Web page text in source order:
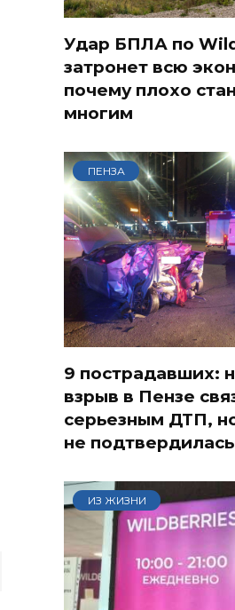
Удар БПЛА по
затронет всю
почему плохо
многим
ПЕНЗА
9 пострадавших:
взрыв в Пензе
серьезным ДТП,
не подтвердилась
ИЗ ЖИЗНИ